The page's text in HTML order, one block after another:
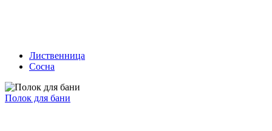
Лиственница
Сосна
Полок для бани